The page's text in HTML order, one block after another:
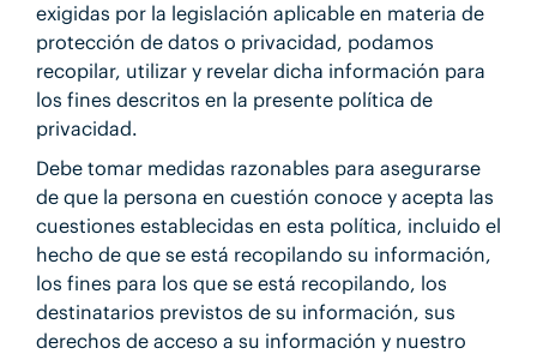
exigidas por la legislación aplicable en materia de
protección de datos o privacidad, podamos
recopilar, utilizar y revelar dicha información para
los fines descritos en la presente política de
privacidad.
Debe tomar medidas razonables para asegurarse
de que la persona en cuestión conoce y acepta las
cuestiones establecidas en esta política, incluido el
hecho de que se está recopilando su información,
los fines para los que se está recopilando, los
destinatarios previstos de su información, sus
derechos de acceso a su información y nuestro